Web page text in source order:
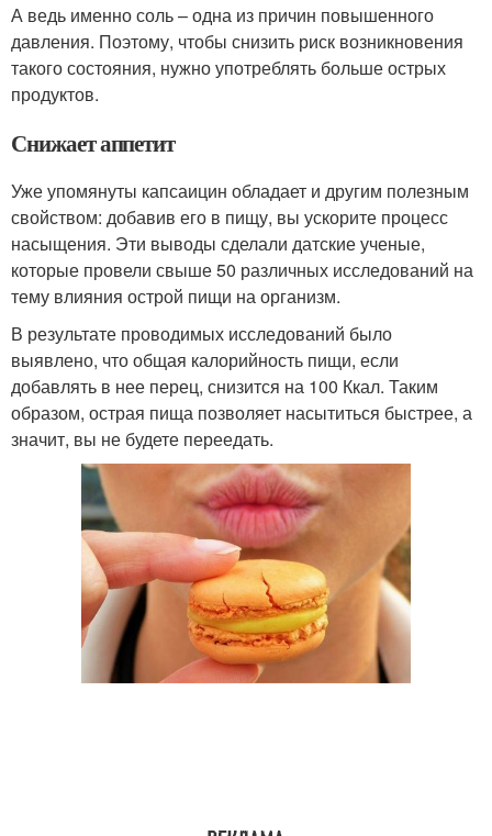
А ведь именно соль – одна из причин повышенного
давления. Поэтому, чтобы снизить риск возникновения
такого состояния, нужно употреблять больше острых
продуктов.
Снижает аппетит
Уже упомянуты капсаицин обладает и другим полезным
свойством: добавив его в пищу, вы ускорите процесс
насыщения. Эти выводы сделали датские ученые,
которые провели свыше 50 различных исследований на
тему влияния острой пищи на организм.
В результате проводимых исследований было
выявлено, что общая калорийность пищи, если
добавлять в нее перец, снизится на 100 Ккал. Таким
образом, острая пища позволяет насытиться быстрее, а
значит, вы не будете переедать.